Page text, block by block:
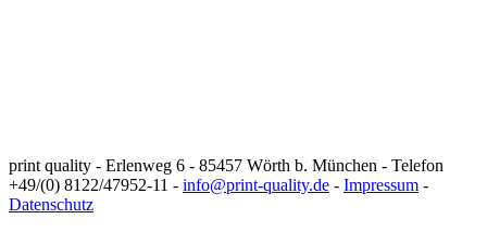
print quality - Erlenweg 6 - 85457 Wörth b. München - Telefon
+49/(0) 8122/47952-11 - info@print-quality.de - Impressum -
Datenschutz